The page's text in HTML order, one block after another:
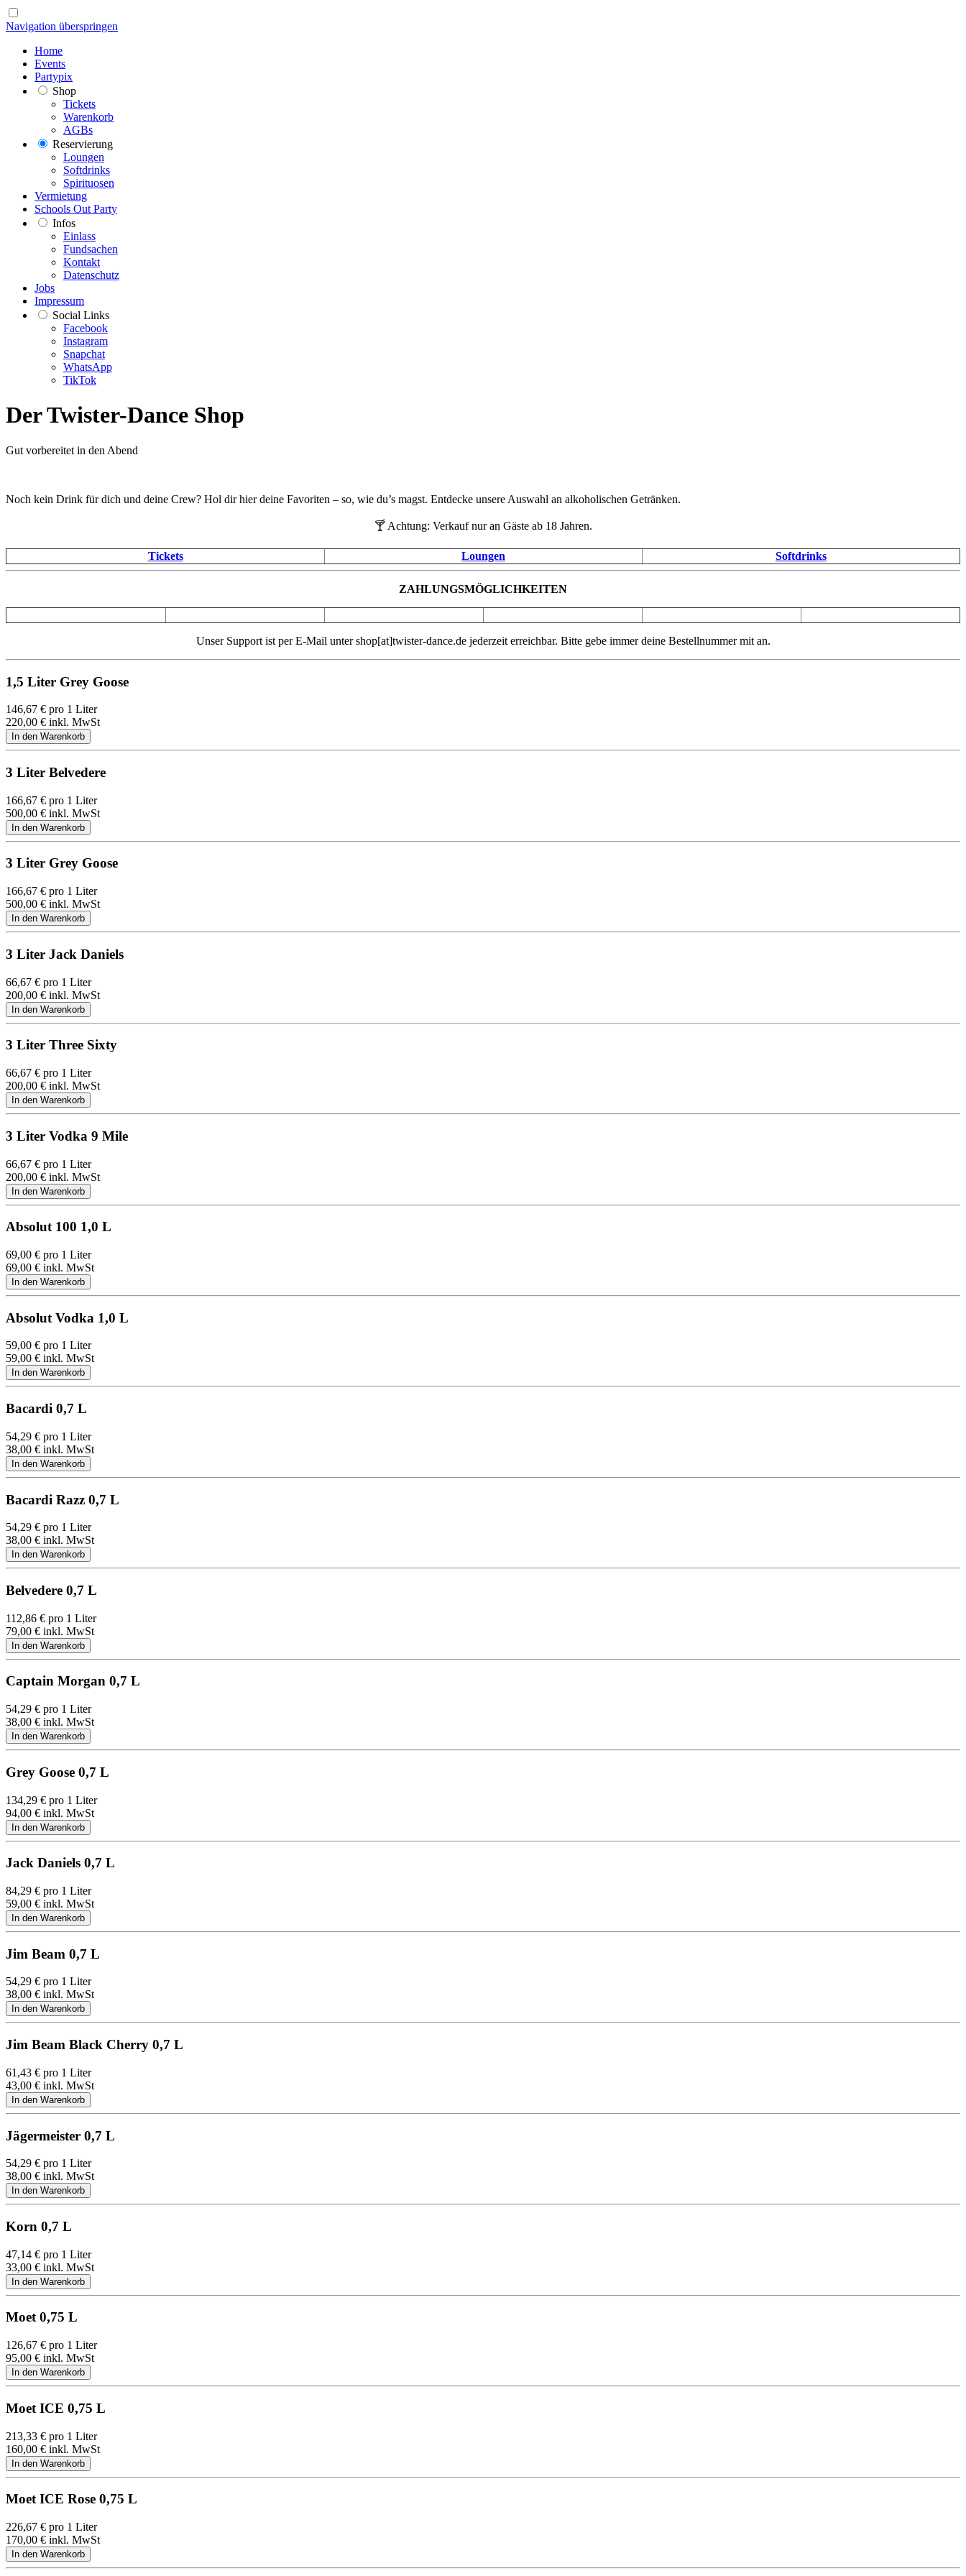
Navigation überspringen
Home
Events
Partypix
Shop
Tickets
Warenkorb
AGBs
Reservierung
Loungen
Softdrinks
Spirituosen
Vermietung
Schools Out Party
Infos
Einlass
Fundsachen
Kontakt
Datenschutz
Jobs
Impressum
Social Links
Facebook
Instagram
Snapchat
WhatsApp
TikTok
Der Twister-Dance Shop
Gut vorbereitet in den Abend
Noch kein Drink für dich und deine Crew? Hol dir hier deine Favoriten – so, wie du’s magst. Entdecke unsere Auswahl an alkoholischen Getränken.
🍸 Achtung: Verkauf nur an Gäste ab 18 Jahren.
Tickets Loungen Softdrinks
ZAHLUNGSMÖGLICHKEITEN
Unser Support ist per E-Mail unter shop[at]twister-dance.de jederzeit erreichbar. Bitte gebe immer deine Bestellnummer mit an.
1,5 Liter Grey Goose
146,67 € pro 1 Liter
220,00 € inkl. MwSt
3 Liter Belvedere
166,67 € pro 1 Liter
500,00 € inkl. MwSt
3 Liter Grey Goose
166,67 € pro 1 Liter
500,00 € inkl. MwSt
3 Liter Jack Daniels
66,67 € pro 1 Liter
200,00 € inkl. MwSt
3 Liter Three Sixty
66,67 € pro 1 Liter
200,00 € inkl. MwSt
3 Liter Vodka 9 Mile
66,67 € pro 1 Liter
200,00 € inkl. MwSt
Absolut 100 1,0 L
69,00 € pro 1 Liter
69,00 € inkl. MwSt
Absolut Vodka 1,0 L
59,00 € pro 1 Liter
59,00 € inkl. MwSt
Bacardi 0,7 L
54,29 € pro 1 Liter
38,00 € inkl. MwSt
Bacardi Razz 0,7 L
54,29 € pro 1 Liter
38,00 € inkl. MwSt
Belvedere 0,7 L
112,86 € pro 1 Liter
79,00 € inkl. MwSt
Captain Morgan 0,7 L
54,29 € pro 1 Liter
38,00 € inkl. MwSt
Grey Goose 0,7 L
134,29 € pro 1 Liter
94,00 € inkl. MwSt
Jack Daniels 0,7 L
84,29 € pro 1 Liter
59,00 € inkl. MwSt
Jim Beam 0,7 L
54,29 € pro 1 Liter
38,00 € inkl. MwSt
Jim Beam Black Cherry 0,7 L
61,43 € pro 1 Liter
43,00 € inkl. MwSt
Jägermeister 0,7 L
54,29 € pro 1 Liter
38,00 € inkl. MwSt
Korn 0,7 L
47,14 € pro 1 Liter
33,00 € inkl. MwSt
Moet 0,75 L
126,67 € pro 1 Liter
95,00 € inkl. MwSt
Moet ICE 0,75 L
213,33 € pro 1 Liter
160,00 € inkl. MwSt
Moet ICE Rose 0,75 L
226,67 € pro 1 Liter
170,00 € inkl. MwSt